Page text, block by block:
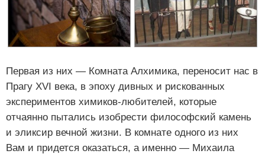
Первая из них — Комната Алхимика, переносит нас в
Прагу XVI века, в эпоху дивных и рискованных
экспериментов химиков-любителей, которые
отчаянно пытались изобрести философский камень
и эликсир вечной жизни. В комнате одного из них
Вам и придется оказаться, а именно — Михаила